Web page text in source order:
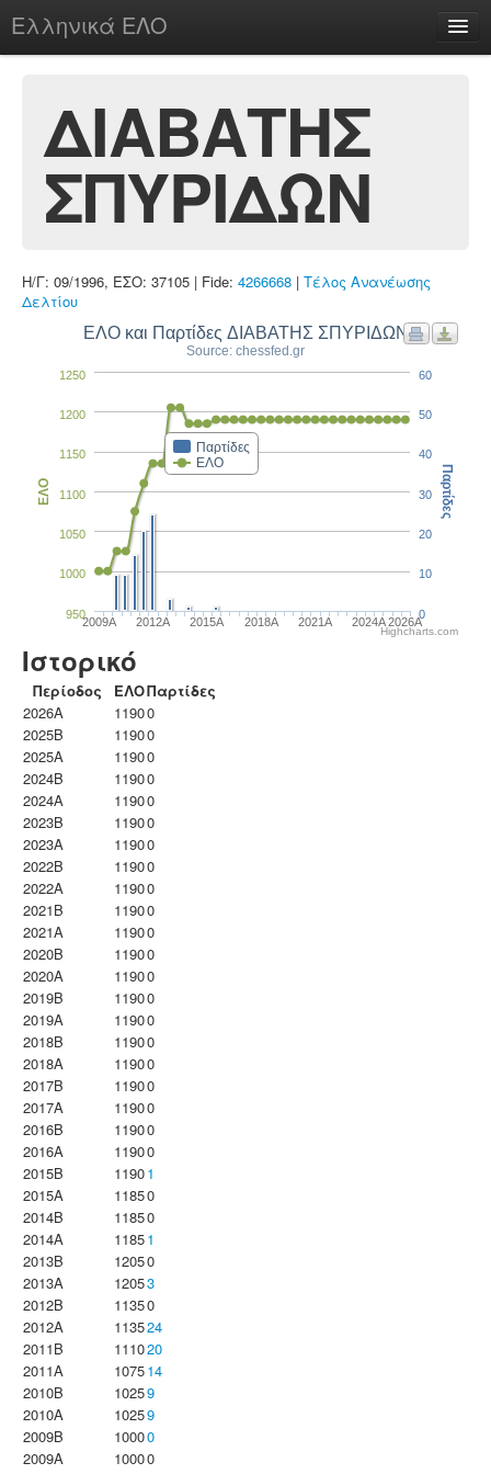
Ελληνικά ΕΛΟ
chesstu.be @ discord
Login
ΔΙΑΒΑΤΗΣ
ΣΠΥΡΙΔΩΝ
Η/Γ: 09/1996, ΕΣΟ: 37105 | Fide: 4266668 | Τέλος Ανανέωσης
Δελτίου
ΕΛΟ και Παρτίδες ΔΙΑΒΑΤΗΣ ΣΠΥΡΙΔΩΝ
Source: chessfed.gr
Παρτίδες
ΕΛΟ
2009A 2012A 2015A 2018A 2021A 2024A2026A
950
1000
1050
1100
1150
1200
1250
ΕΛΟ
0
10
20
30
40
50
60
Παρτίδες
Highcharts.com
Ιστορικό
Περίοδος ΕΛΟΠαρτίδες
2026A
11900
2025B
11900
2025A
11900
2024B
11900
2024A
11900
2023B
11900
2023Α
11900
2022B
11900
2022A
11900
2021B
11900
2021A
11900
2020B
11900
2020A
11900
2019B
11900
2019A
11900
2018B
11900
2018A
11900
2017B
11900
2017A
11900
2016B
11900
2016A
11900
2015B
11901
2015A
11850
2014B
11850
2014A
11851
2013B
12050
2013A
12053
2012B
11350
2012A
113524
2011B
111020
2011A
107514
2010B
10259
2010A
10259
2009B
10000
2009A
10000